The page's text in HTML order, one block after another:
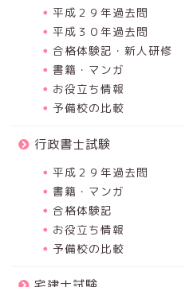
平成２９年過去問
平成３０年過去問
合格体験記・新人研修
書籍・マンガ
お役立ち情報
予備校の比較
行政書士試験
平成２９年過去問
書籍・マンガ
合格体験記
お役立ち情報
予備校の比較